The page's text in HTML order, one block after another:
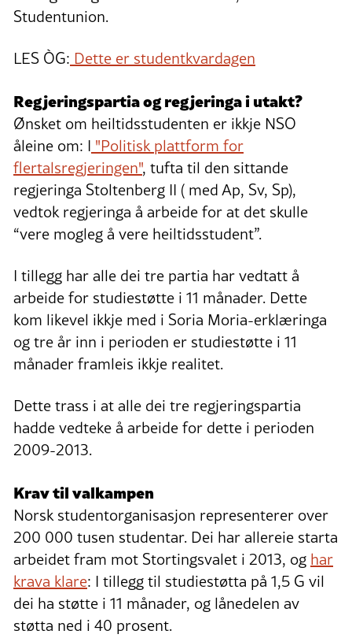
Studentunion.
LES ÒG: Dette er studentkvardagen
Regjeringspartia og regjeringa i utakt?
Ønsket om heiltidsstudenten er ikkje NSO
åleine om: I "Politisk plattform for
flertalsregjeringen", tufta til den sittande
regjeringa Stoltenberg II ( med Ap, Sv, Sp),
vedtok regjeringa å arbeide for at det skulle
“vere mogleg å vere heiltidsstudent”.
I tillegg har alle dei tre partia har vedtatt å
arbeide for studiestøtte i 11 månader. Dette
kom likevel ikkje med i Soria Moria-erklæringa
og tre år inn i perioden er studiestøtte i 11
månader framleis ikkje realitet.
Dette trass i at alle dei tre regjeringspartia
hadde vedteke å arbeide for dette i perioden
2009-2013.
Krav til valkampen
Norsk studentorganisasjon representerer over
200 000 tusen studentar. Dei har allereie starta
arbeidet fram mot Stortingsvalet i 2013, og har
krava klare: I tillegg til studiestøtta på 1,5 G vil
dei ha støtte i 11 månader, og lånedelen av
støtta ned i 40 prosent.